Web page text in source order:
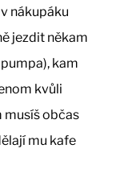
nákupáku
jezdit někam
kam
kvůli
musíš občas
mu kafe